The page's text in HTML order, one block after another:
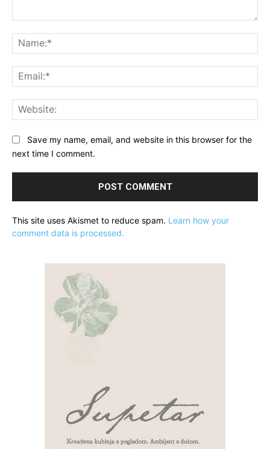
Save my name, email, and website in this browser for the
next time I comment.
This site uses Akismet to reduce spam. Learn how your
comment data is processed.